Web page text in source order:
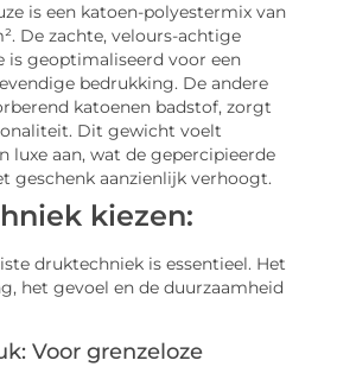
is een katoen-polyestermix van
De zachte, velours-achtige
is geoptimaliseerd voor een
bedrukking. De andere
katoenen badstof, zorgt
Dit gewicht voelt
luxe aan, wat de gepercipieerde
geschenk aanzienlijk verhoogt.
kiezen:
druktechniek is essentieel. Het
het gevoel en de duurzaamheid
Voor grenzeloze